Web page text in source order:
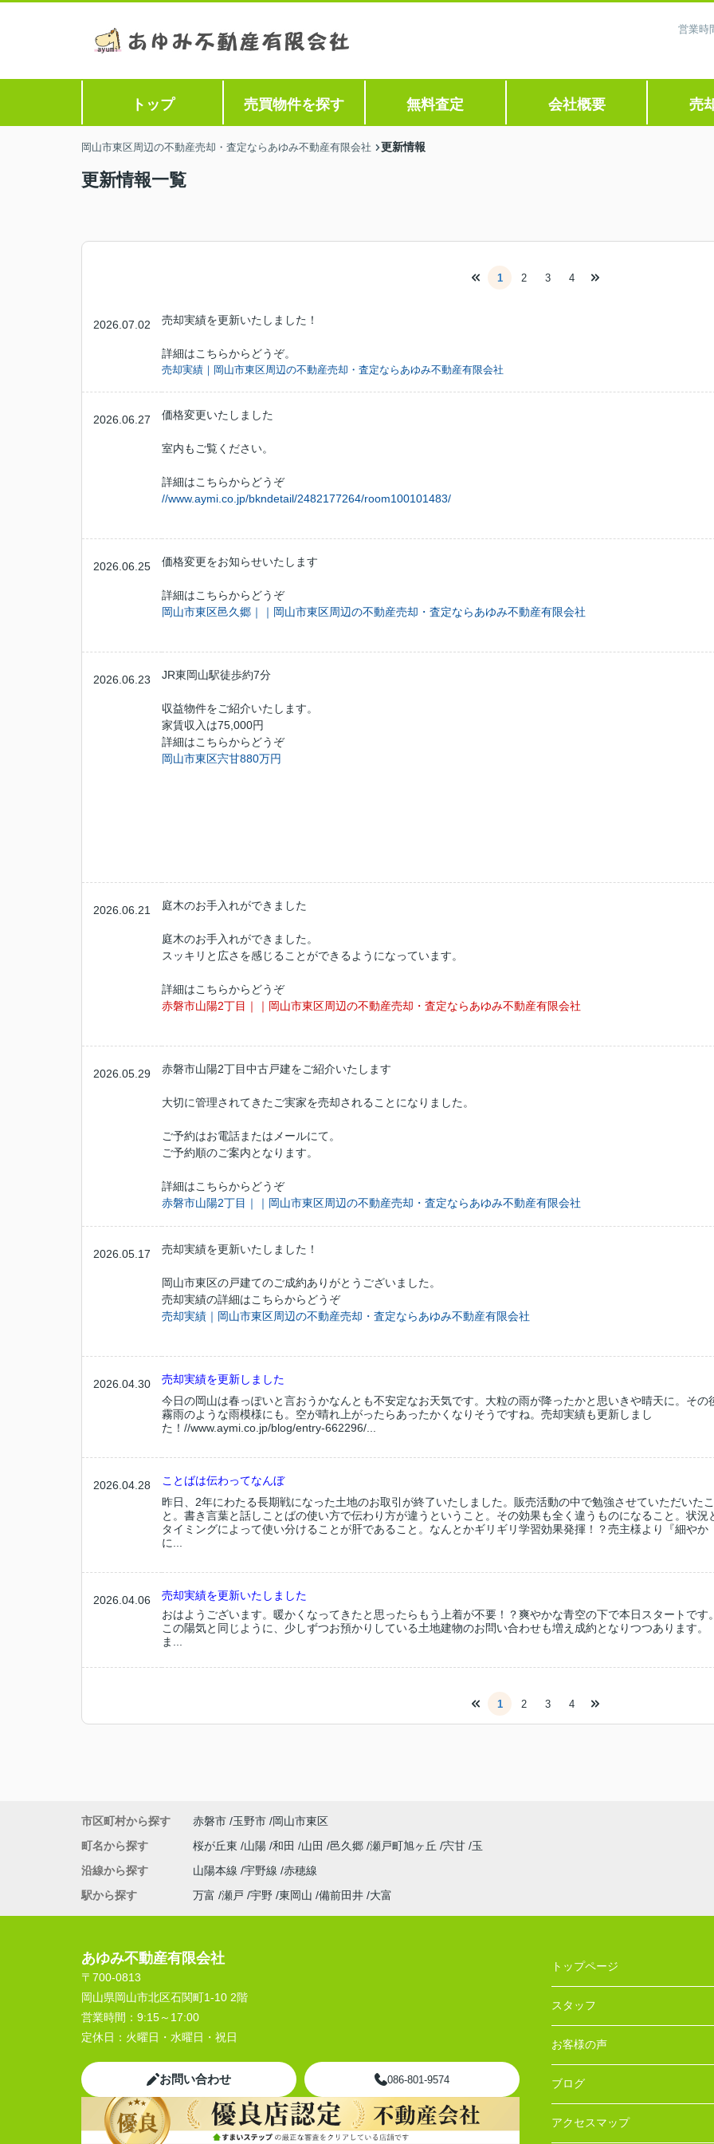
営業時
トップ 売買物件を探す 無料査定 会社概要 売
岡山市東区周辺の不動産売却・査定ならあゆみ不動産有限会社 更新情報
更新情報一覧
1 2 3 4
2026.07.02 売却実績を更新いたしました！
詳細はこちらからどうぞ。
売却実績｜岡山市東区周辺の不動産売却・査定ならあゆみ不動産有限会社
2026.06.27 価格変更いたしました
室内もご覧ください。
詳細はこちらからどうぞ
//www.aymi.co.jp/bkndetail/2482177264/room100101483/
2026.06.25 価格変更をお知らせいたします
詳細はこちらからどうぞ
岡山市東区邑久郷｜｜岡山市東区周辺の不動産売却・査定ならあゆみ不動産有限会社
2026.06.23 JR東岡山駅徒歩約7分
収益物件をご紹介いたします。
家賃収入は75,000円
詳細はこちらからどうぞ
岡山市東区宍甘880万円
2026.06.21 庭木のお手入れができました
庭木のお手入れができました。
スッキリと広さを感じることができるようになっています。
詳細はこちらからどうぞ
赤磐市山陽2丁目｜｜岡山市東区周辺の不動産売却・査定ならあゆみ不動産有限会社
2026.05.29 赤磐市山陽2丁目中古戸建をご紹介いたします
大切に管理されてきたご実家を売却されることになりました。
ご予約はお電話またはメールにて。
ご予約順のご案内となります。
詳細はこちらからどうぞ
赤磐市山陽2丁目｜｜岡山市東区周辺の不動産売却・査定ならあゆみ不動産有限会社
2026.05.17 売却実績を更新いたしました！
岡山市東区の戸建てのご成約ありがとうございました。
売却実績の詳細はこちらからどうぞ
売却実績｜岡山市東区周辺の不動産売却・査定ならあゆみ不動産有限会社
2026.04.30
売却実績を更新しました
今日の岡山は春っぽいと言おうかなんとも不安定なお天気です。大粒の雨が降ったかと思いきや晴天に。その
霧雨のような雨模様にも。空が晴れ上がったらあったかくなりそうですね。売却実績も更新しまし
た！//www.aymi.co.jp/blog/entry-662296/...
2026.04.28
ことばは伝わってなんぼ
昨日、2年にわたる長期戦になった土地のお取引が終了いたしました。販売活動の中で勉強させていただいたこ
と。書き言葉と話しことばの使い方で伝わり方が違うということ。その効果も全く違うものになること。状況
タイミングによって使い分けることが肝であること。なんとかギリギリ学習効果発揮！？売主様より『細やか
に...
2026.04.06
売却実績を更新いたしました
おはようございます。暖かくなってきたと思ったらもう上着が不要！？爽やかな青空の下で本日スタートです
この陽気と同じように、少しずつお預かりしている土地建物のお問い合わせも増え成約となりつつあります。
ま...
1 2 3 4
市区町村から探す 赤磐市 玉野市
岡山市東区
町名から探す
桜が丘東 山陽 和田 山田 邑久郷 瀬戸町旭ヶ丘 宍甘 玉
沿線から探す
山陽本線 宇野線 赤穂線
駅から探す
万富 瀬戸 宇野 東岡山 備前田井 大富
あゆみ不動産有限会社
〒700-0813
岡山県岡山市北区石関町1-10 2階
営業時間： 9:15～17:00
定休日： 火曜日・水曜日・祝日
お問い合わせ 086-801-9574
トップページ
スタッフ
お客様の声
ブログ
アクセスマップ